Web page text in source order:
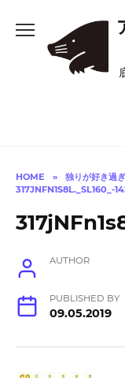
content
HOME » 独りが好き過
317JNFN1S8L._SL160_-
AUTHOR
PUBLISHED BY
09.05.2019